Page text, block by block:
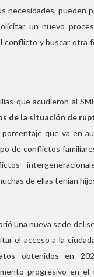
necesidades, pueden
un nuevo
conflicto y buscar otra
que acudieron al
de la situación de
que va en
de conflictos
de ellas tenían
una nueva sede del
el acceso a la
obtenidos en
progresivo en el